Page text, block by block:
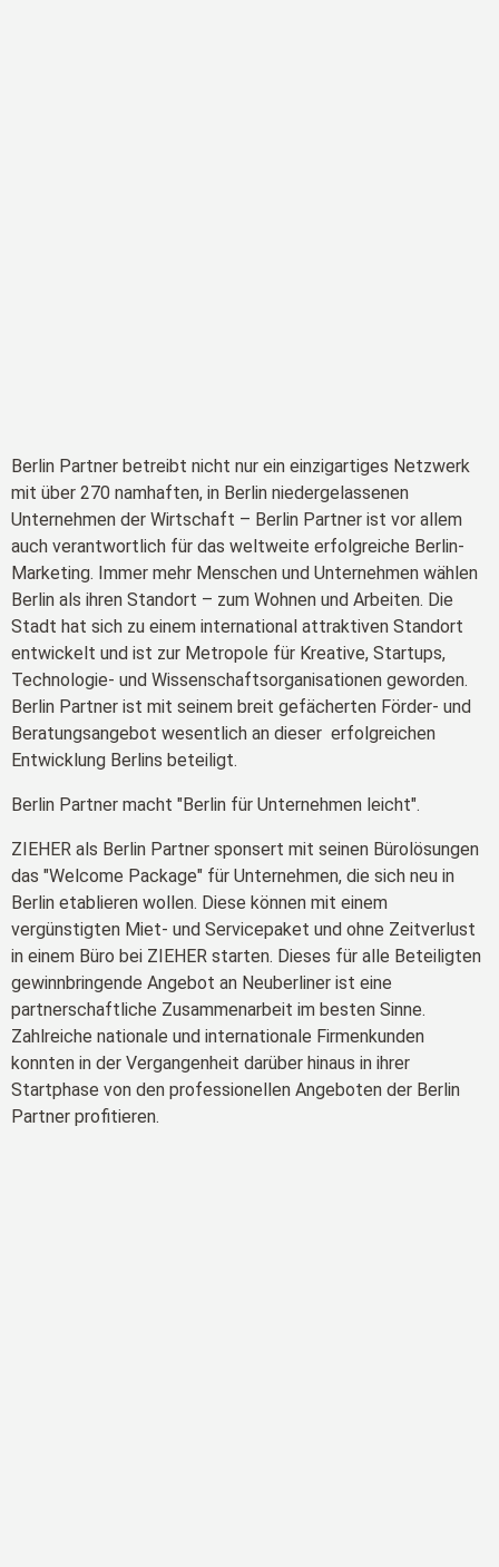
Berlin Partner betreibt nicht nur ein einzigartiges Netzwerk
mit über 270 namhaften, in Berlin niedergelassenen
Unternehmen der Wirtschaft – Berlin Partner ist vor allem
auch verantwortlich für das weltweite erfolgreiche Berlin-
Marketing. Immer mehr Menschen und Unternehmen wählen
Berlin als ihren Standort – zum Wohnen und Arbeiten. Die
Stadt hat sich zu einem international attraktiven Standort
entwickelt und ist zur Metropole für Kreative, Startups,
Technologie- und Wissenschaftsorganisationen geworden.
Berlin Partner ist mit seinem breit gefächerten Förder- und
Beratungsangebot wesentlich an dieser erfolgreichen
Entwicklung Berlins beteiligt.
Berlin Partner macht "Berlin für Unternehmen leicht".
ZIEHER als Berlin Partner sponsert mit seinen Bürolösungen
das "Welcome Package" für Unternehmen, die sich neu in
Berlin etablieren wollen. Diese können mit einem
vergünstigten Miet- und Servicepaket und ohne Zeitverlust
in einem Büro bei ZIEHER starten. Dieses für alle Beteiligten
gewinnbringende Angebot an Neuberliner ist eine
partnerschaftliche Zusammenarbeit im besten Sinne.
Zahlreiche nationale und internationale Firmenkunden
konnten in der Vergangenheit darüber hinaus in ihrer
Startphase von den professionellen Angeboten der Berlin
Partner profitieren.